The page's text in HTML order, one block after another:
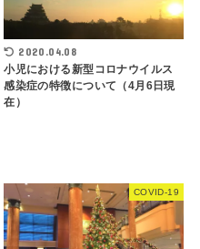
2020.04.08
小児における新型コロナウイルス
感染症の特徴について（4月6日現
在）
COVID-19